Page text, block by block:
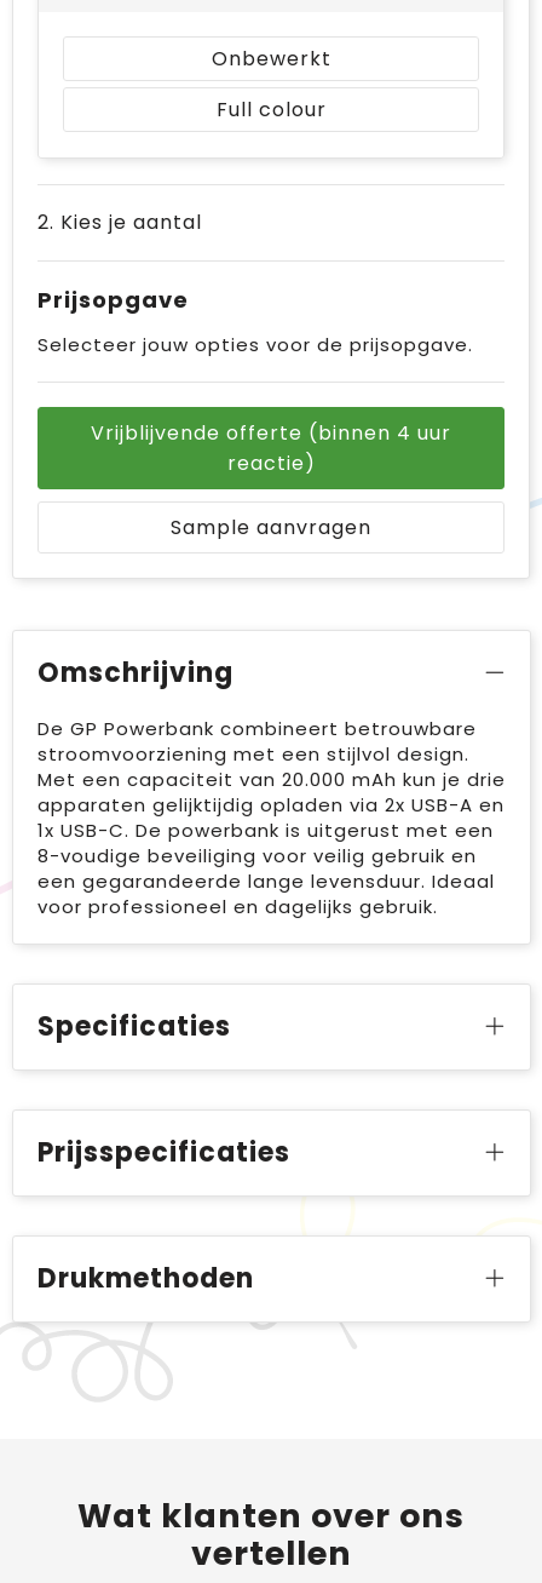
Onbewerkt
Full colour
2. Kies je aantal
Prijsopgave
Selecteer jouw opties voor de prijsopgave.
Vrijblijvende offerte (binnen 4 uur
reactie)
Sample aanvragen
Omschrijving
De GP Powerbank combineert betrouwbare
stroomvoorziening met een stijlvol design.
Met een capaciteit van 20.000 mAh kun je drie
apparaten gelijktijdig opladen via 2x USB-A en
1x USB-C. De powerbank is uitgerust met een
8-voudige beveiliging voor veilig gebruik en
een gegarandeerde lange levensduur. Ideaal
voor professioneel en dagelijks gebruik.
Specificaties
Prijsspecificaties
Drukmethoden
Wat klanten over ons
vertellen